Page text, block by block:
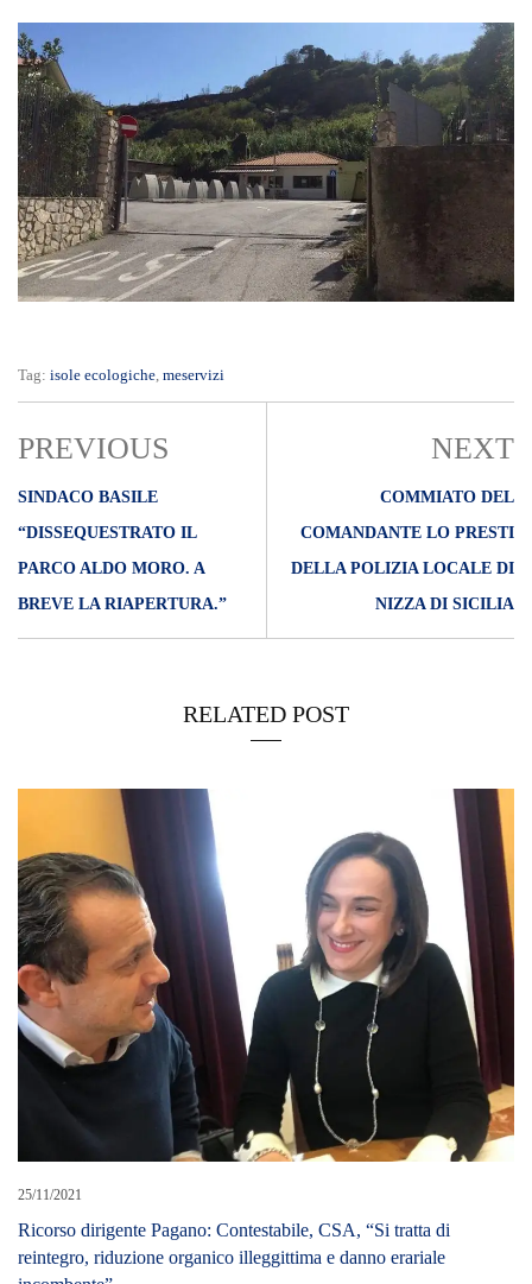
Tag: isole ecologiche meservizi
PREVIOUS
SINDACO BASILE
“DISSEQUESTRATO IL
PARCO ALDO MORO. A
BREVE LA RIAPERTURA.”
NEXT
COMMIATO DEL
COMANDANTE LO PRESTI
DELLA POLIZIA LOCALE DI
NIZZA DI SICILIA
RELATED POST
25/11/2021
Ricorso dirigente Pagano: Contestabile, CSA, “Si tratta di
reintegro, riduzione organico illeggittima e danno erariale